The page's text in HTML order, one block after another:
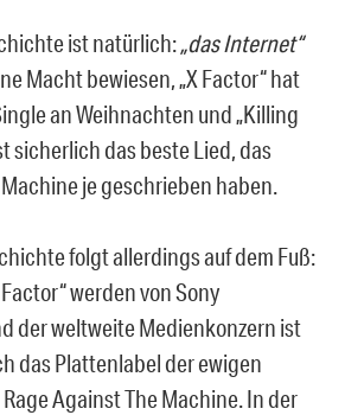
ist natürlich:„das Internet“
Macht bewiesen, „X Factor“ hat
an Weihnachten und „Killing
sicherlich das beste Lied, das
je geschrieben haben.
folgt allerdings auf dem Fuß:
werden von Sony
der weltweite Medienkonzern ist
das Plattenlabel der ewigen
Against The Machine. In der